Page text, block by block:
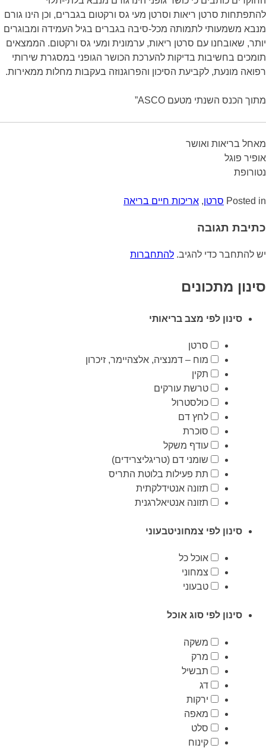
להתפתחות סרטן ריאות וסרטן מעי גס ורקטום בגברים, וכן הינו גורם
מנבא משמעותי לתמותה מכל-סיבה בגברים בגיל העמידה ומבוגרים
יותר, שאובחנו עם סרטן ריאות, ערמונית ומעי גס ורקטום. הממצאים
תומכים בחשיבות בדיקות להערכת הכושר הגופני במסגרת שירותי
רפואה מונעת, לקביעת הסיכון והפרוגנוזה בעקבות מחלות ממאירות.
מתוך הכנס השנתי מטעם ASCO”
מאחל בריאות ואושר
אופיר פוגל
נטורופת
Posted in סרטן, אריכות חיים בריאה
כתיבת תגובה
יש להתחבר כדי להגיב. להתחברות
סינון מתכונים
סינון לפי מצב בריאותי
סרטן
מוח – דמנציה, אלצהיימר, זיכרון
תקין
טרשת עורקים
כולסטרול
לחץ דם
סוכרת
עודף משקל
שומני דם (טריגליצרידים)
תת פעילות בלוטת התריס
תזונה אנטידלקתית
תזונה אנטיאלרגנית
סינון לפי צמחוניטבעוני
אוכל כל
צמחוני
טבעוני
סינון לפי סוג אוכל
משקה
מרק
תבשיל
דג
ירקות
מאפה
סלט
קינוח